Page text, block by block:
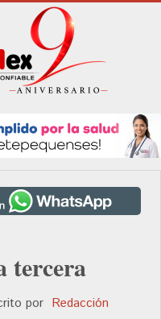
tercera
por Redacción